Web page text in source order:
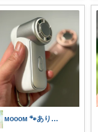
ᴍᴏᴏᴏᴍ 🐾ありがとうございます🐹